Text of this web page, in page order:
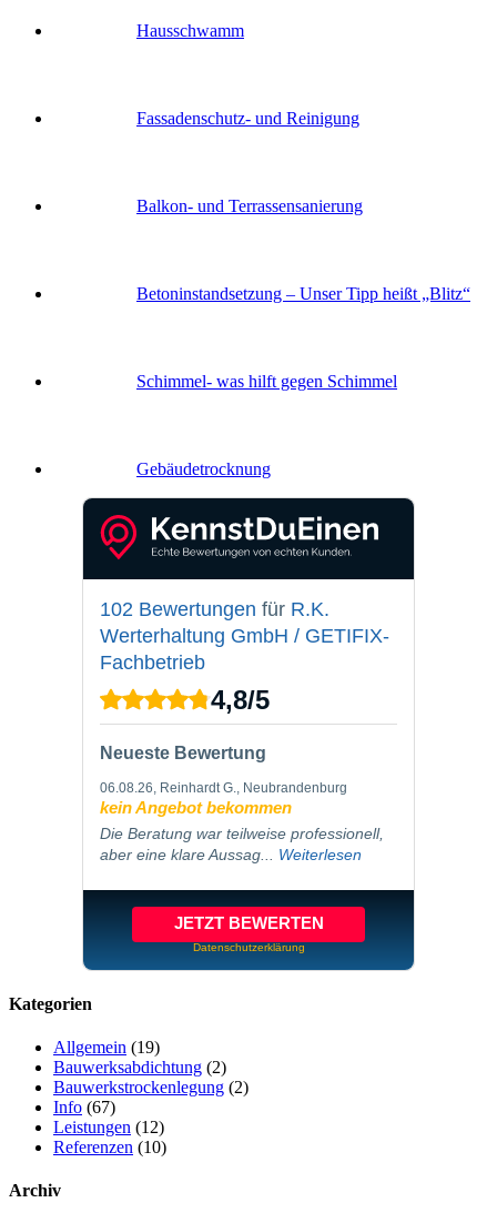
Hausschwamm
Fassaden­schutz- und Reinigung
Balkon- und Terras­sen­sanierung
Betoninstandsetzung – Unser Tipp heißt „Blitz“
Schimmel- was hilft gegen Schimmel
Gebäude­trocknung
102 Bewertungen für R.K.
Werterhaltung GmbH / GETIFIX-
Fachbetrieb
4,8/5
Neueste Bewertung
06.08.26 , Reinhardt G., Neubrandenburg
kein Angebot bekommen
Die Beratung war teilweise professionell,
aber eine klare Aussag... Weiterlesen
JETZT BEWERTEN
Datenschutzerklärung
Kategorien
Allgemein (19)
Bauwerksabdichtung (2)
Bauwerkstrockenlegung (2)
Info (67)
Leistungen (12)
Referenzen (10)
Archiv